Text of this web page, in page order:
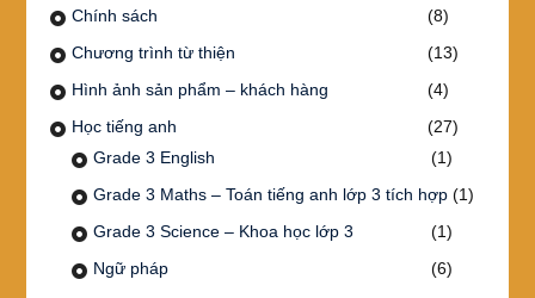
Chính sách
(8)
Chương trình từ thiện
(13)
Hình ảnh sản phẩm – khách hàng
(4)
Học tiếng anh
(27)
Grade 3 English
(1)
Grade 3 Maths – Toán tiếng anh lớp 3 tích hợp(1)
Grade 3 Science – Khoa học lớp 3
(1)
Ngữ pháp
(6)